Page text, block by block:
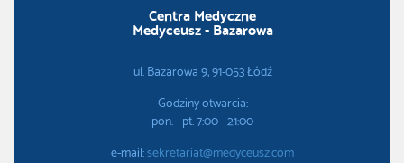
Centra Medyczne
Medyceusz - Bazarowa
ul. Bazarowa 9, 91-053 Łódź
Godziny otwarcia:
pon. - pt. 7:00 - 21:00
e-mail:sekretariat@medyceusz.com